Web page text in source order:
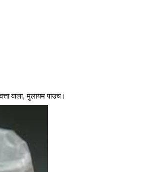
वाला, मुलायम पाउच।